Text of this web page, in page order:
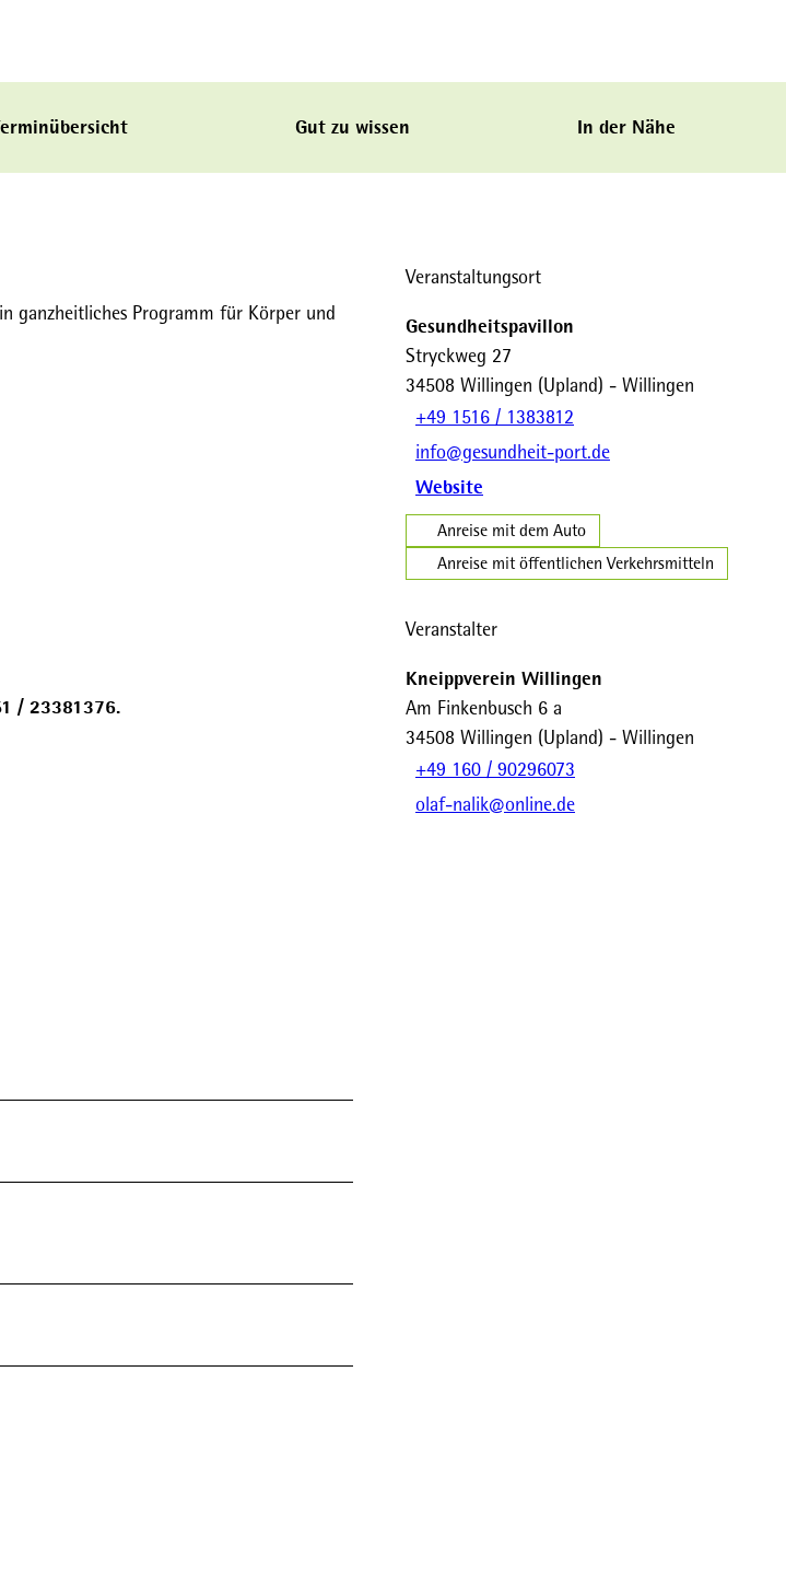
Gut zu wissen In der Nähe
ganzheitliches Programm für Körper und
/ 23381376.
Veranstaltungsort
Gesundheitspavillon
Stryckweg 27
34508 Willingen (Upland) - Willingen
+49 1516 / 1383812
info@gesundheit-port.de
Website
Anreise mit dem Auto
Anreise mit öffentlichen Verkehrsmitteln
Veranstalter
Kneippverein Willingen
Am Finkenbusch 6 a
34508 Willingen (Upland) - Willingen
+49 160 / 90296073
olaf-nalik@online.de